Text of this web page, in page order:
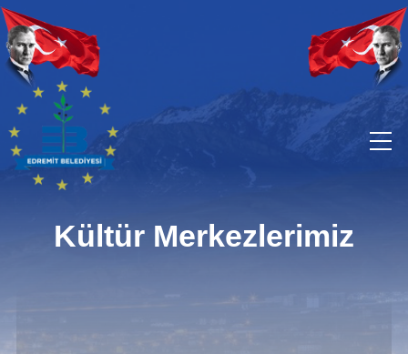
Kültür Merkezlerimiz